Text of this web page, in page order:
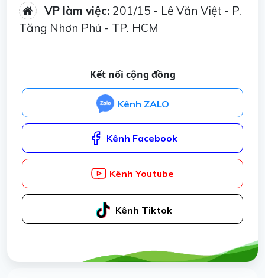
VP làm việc: 201/15 - Lê Văn Việt - P.
Tăng Nhơn Phú - TP. HCM
Kết nối cộng đồng
Kênh ZALO
Kênh Facebook
Kênh Youtube
Kênh Tiktok